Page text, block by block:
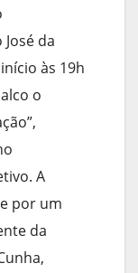
da
às 19h
o
A
por um
da